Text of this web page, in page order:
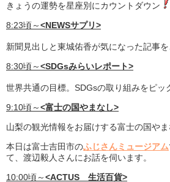
きょうの運勢を星座別にカウントダウン
8:23頃～<NEWSサプリ>
新聞見出しと東城佑香が気になった記事
8:30頃～<SDGsみらいレポート>
世界共通の目標。SDGsの取り組みをピッ
9:10頃～<富士の国やまなし>
山梨の観光情報をお届けする富士の国やま
本日は富士吉田市のふじさんミュージアム
て、渡辺毅人さんにお話を伺います。
10:00頃～<ACTUS 生活百貨>